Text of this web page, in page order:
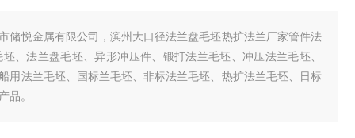
储悦金属有限公司，滨州大口径法兰盘毛坯热扩法兰厂家管件法
、法兰盘毛坯、异形冲压件、锻打法兰毛坯、冲压法兰毛坯、
用法兰毛坯、国标兰毛坯、非标法兰毛坯、热扩法兰毛坯、日标
品。